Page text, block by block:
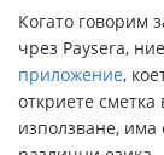
Когато говорим
чрез Paysera,
приложение,
откриете
използване,